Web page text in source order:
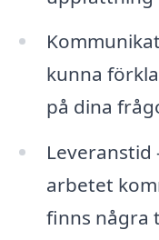
kunna
på dina
Leveranstid
arbetet
finns några